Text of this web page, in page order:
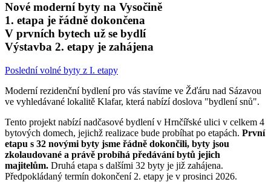
Nové moderní byty na Vysočině
1. etapa je řádně dokončena
V prvních bytech už se bydlí
Výstavba 2. etapy je zahájena
Poslední volné byty z I. etapy
Moderní rezidenční bydlení pro vás stavíme ve Žďáru nad Sázavou
ve vyhledávané lokalitě Klafar, která nabízí doslova "bydlení snů".
Tento projekt nabízí nadčasové bydlení v Hrnčířské ulici v celkem 4
bytových domech, jejichž realizace bude probíhat po etapách. První
etapu s 32 novými byty jsme řádně dokončili, byty jsou
zkolaudované a právě probíhá předávání bytů jejich
majitelům. Druhá etapa s dalšími 32 byty je již zahájena.
Předpokládaný termín dokončení 2. etapy je v prosinci 2026.